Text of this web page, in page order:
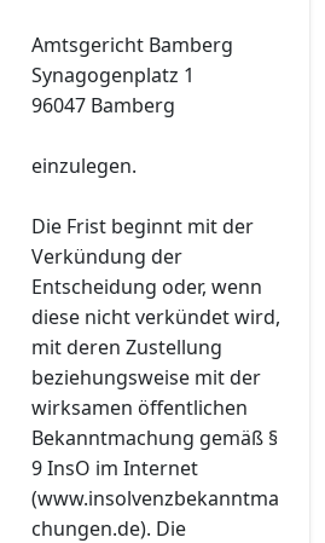
Amtsgericht Bamberg
Synagogenplatz 1
96047 Bamberg
einzulegen.
Die Frist beginnt mit der
Verkündung der
Entscheidung oder, wenn
diese nicht verkündet wird,
mit deren Zustellung
beziehungsweise mit der
wirksamen öffentlichen
Bekanntmachung gemäß §
9 InsO im Internet
(www.insolvenzbekanntma
chungen.de). Die